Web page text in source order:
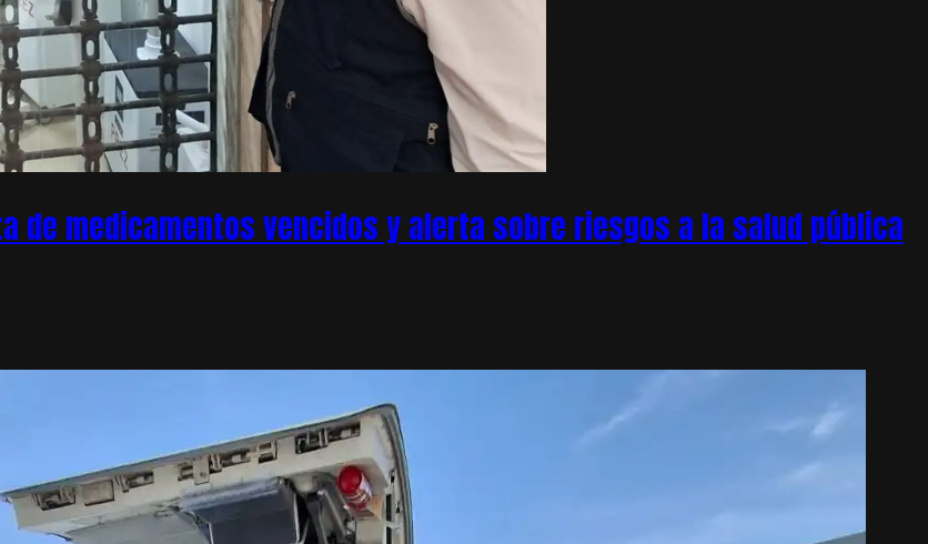
de medicamentos vencidos y alerta sobre riesgos a la salud pública